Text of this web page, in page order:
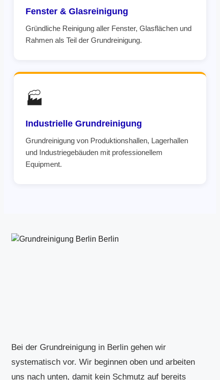
Fenster & Glasreinigung
Gründliche Reinigung aller Fenster, Glasflächen und
Rahmen als Teil der Grundreinigung.
🏭
Industrielle Grundreinigung
Grundreinigung von Produktionshallen, Lagerhallen
und Industriegebäuden mit professionellem
Equipment.
Bei der Grundreinigung in Berlin gehen wir
systematisch vor. Wir beginnen oben und arbeiten
uns nach unten, damit kein Schmutz auf bereits